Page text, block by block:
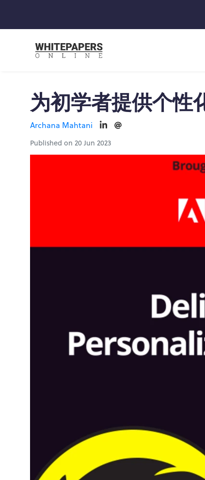
为初学者提供个性
Archana Mahtani
Published on 20 Jun 2023